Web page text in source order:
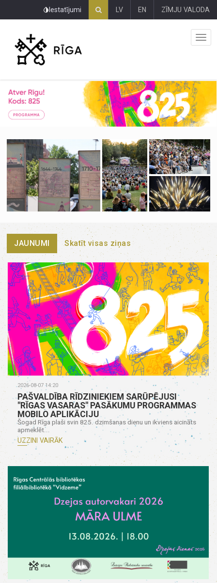
Iestatījumi LV EN ZĪMJU VALODA
JAUNUMI Skatīt visas ziņas
2026-08-07 14:20
PAŠVALDĪBA RĪDZINIEKIEM SARŪPĒJUSI
"RĪGAS VASARAS" PASĀKUMU PROGRAMMAS
MOBILO APLIKĀCIJU
Šogad Rīga plaši svin 825. dzimšanas dienu un ikviens aicināts
apmeklēt...
UZZINI VAIRĀK